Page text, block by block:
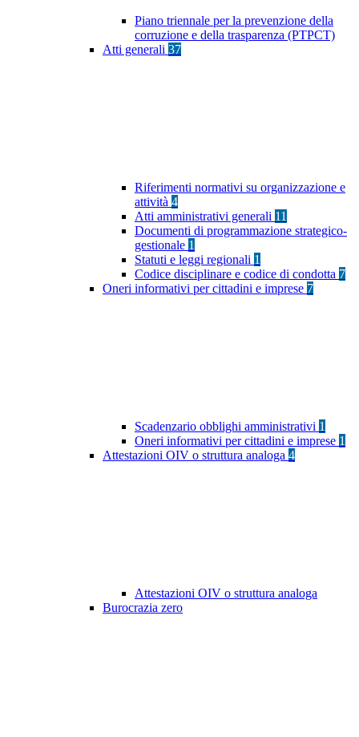
Piano triennale per la prevenzione della
corruzione e della trasparenza (PTPCT)
Atti generali 37
Riferimenti normativi su organizzazione e
attività 4
Atti amministrativi generali 11
Documenti di programmazione strategico-
gestionale 1
Statuti e leggi regionali 1
Codice disciplinare e codice di condotta 7
Oneri informativi per cittadini e imprese 7
Scadenzario obblighi amministrativi 1
Oneri informativi per cittadini e imprese 1
Attestazioni OIV o struttura analoga 4
Attestazioni OIV o struttura analoga
Burocrazia zero